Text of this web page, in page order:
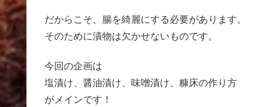
だからこそ、腸を綺麗にする必要があります。
そのために漬物は欠かせないものです。
今回の企画は
塩漬け、醤油漬け、味噌漬け、糠床の作り方
がメインです！